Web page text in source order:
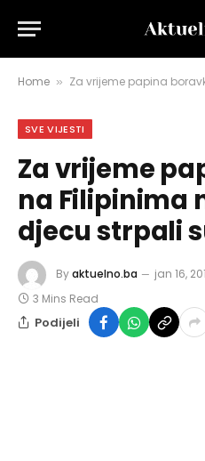
Home » Za vrijeme papina boravka na
SVE VIJESTI
Za vrijeme
na Filipinima
djecu strpali
Byaktuelno.ba jan 16,
3 Mins Read
Podijeli